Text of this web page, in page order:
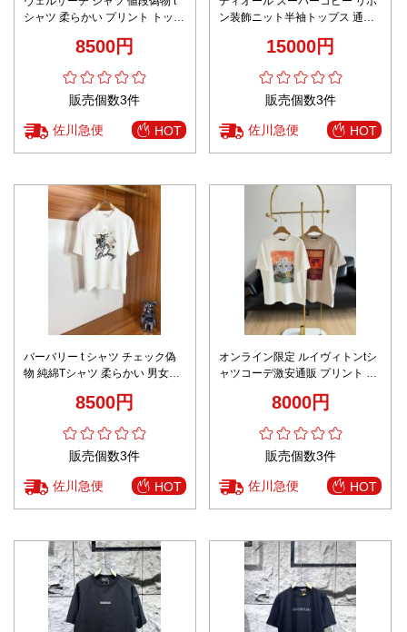
シャツ 柔らかい プリント トップ
8500円
販売個数3件
佐川急便 HOT
ン装飾ニット半袖トップス 通気
15000円
販売個数3件
佐川急便 HOT
バーバリー t シャツ チェック偽
物 純綿Tシャツ 柔らかい 男女兼
8500円
販売個数3件
佐川急便 HOT
オンライン限定 ルイヴィトンtシ
ャツコーデ激安通販 プリント 半
8000円
販売個数3件
佐川急便 HOT